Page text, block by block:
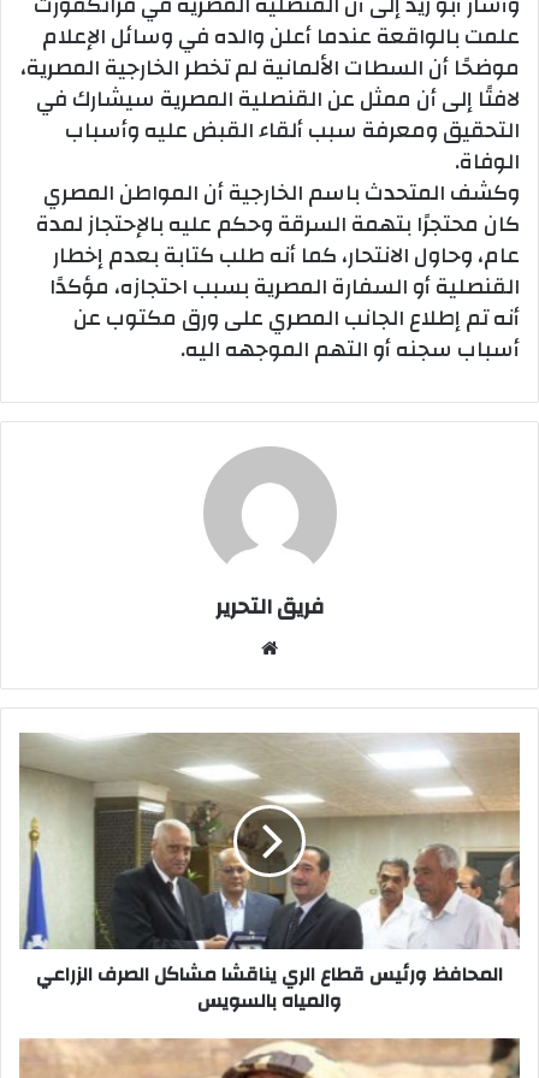
علمت بالواقعة عندما أعلن والده في وسائل الإعلام
موضحًا أن السطات الألمانية لم تخطر الخارجية المصرية،
لافتًا إلى أن ممثل عن القنصلية المصرية سيشارك في
التحقيق ومعرفة سبب ألقاء القبض عليه وأسباب
الوفاة.
وكشف المتحدث باسم الخارجية أن المواطن المصري
كان محتجرًا بتهمة السرقة وحكم عليه بالإحتجاز لمدة
عام، وحاول الانتحار، كما أنه طلب كتابة بعدم إخطار
القنصلية أو السفارة المصرية بسبب احتجازه، مؤكدًا
أنه تم إطلاع الجانب المصري على ورق مكتوب عن
أسباب سجنه أو التهم الموجهه اليه.
فريق التحرير
قطاع
الري
يناقشا
مشاكل
الصرف
الزراعي
والمياه
بالسويس
المحافظ ورئيس قطاع الري يناقشا مشاكل الصرف الزراعي
والمياه بالسويس
الانتهاء